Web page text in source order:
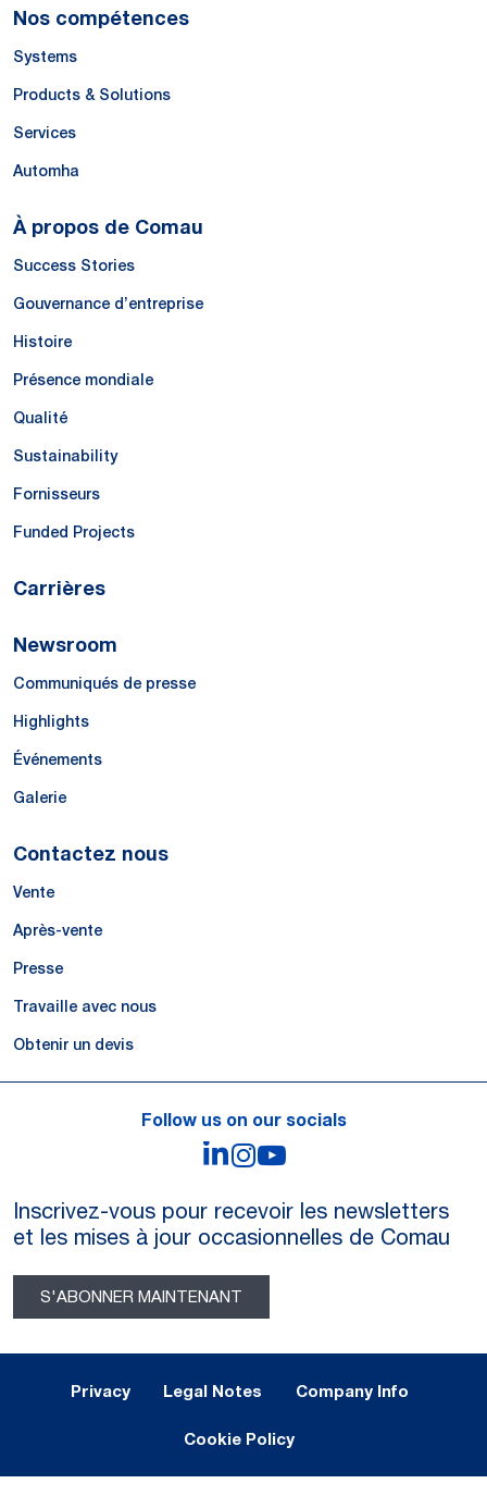
Nos compétences
Systems
Products & Solutions
Services
Automha
À propos de Comau
Success Stories
Gouvernance d’entreprise
Histoire
Présence mondiale
Qualité
Sustainability
Fornisseurs
Funded Projects
Carrières
Newsroom
Communiqués de presse
Highlights
Événements
Galerie
Contactez nous
Vente
Après-vente
Presse
Travaille avec nous
Obtenir un devis
Follow us on our socials
LinkedIn
Instagram
Inscrivez-vous pour recevoir les newsletters
et les mises à jour occasionnelles de Comau
S'ABONNER MAINTENANT
Privacy Legal Notes Company Info
Cookie Policy